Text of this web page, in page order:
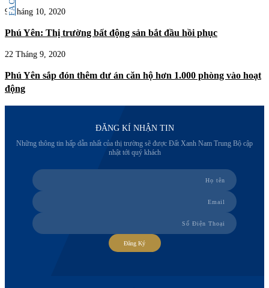
9 Tháng 10, 2020
Phú Yên: Thị trường bất động sản bắt đầu hồi phục
22 Tháng 9, 2020
Phú Yên sắp đón thêm dư án căn hộ hơn 1.000 phòng vào hoạt
động
ĐĂNG KÍ NHẬN TIN
Những thông tin hấp dẫn nhất của thị trường sẽ được Đất Xanh Nam Trung Bộ cập
nhật tới quý khách
Đăng Ký